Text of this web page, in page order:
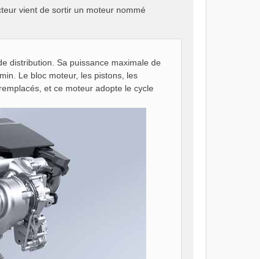
vient de sortir un moteur nommé
distribution. Sa puissance maximale de
Le bloc moteur, les pistons, les
et ce moteur adopte le cycle